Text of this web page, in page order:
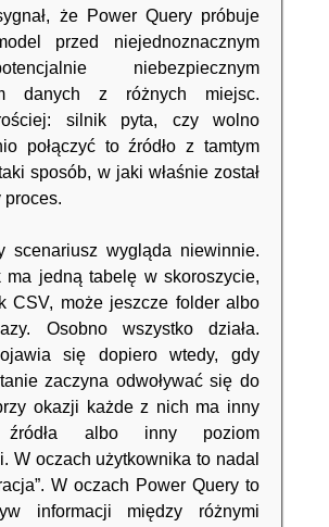
że Power Query próbuje
przed niejednoznacznym
niebezpiecznym
danych z różnych miejsc.
silnik pyta, czy wolno
połączyć to źródło z tamtym
sposób, w jaki właśnie został
proces.
scenariusz wygląda niewinnie.
ma jedną tabelę w skoroszycie,
CSV, może jeszcze folder albo
Osobno wszystko działa.
się dopiero wtedy, gdy
zaczyna odwoływać się do
okazji każde z nich ma inny
źródła albo inny poziom
W oczach użytkownika to nadal
W oczach Power Query to
informacji między różnymi